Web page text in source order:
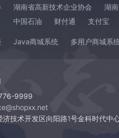
湖南省高新技术企业协会 湖
中国石油
财付通 支付宝
Java商城系统 多用户商城系
9999
济技术开发区向阳路1号金科时代中